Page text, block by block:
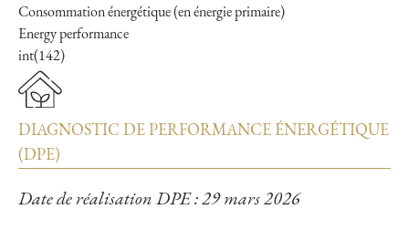
Consommation énergétique (en énergie primaire)
Energy performance
int(142)
DIAGNOSTIC DE PERFORMANCE ÉNERGÉTIQUE
(DPE)
Date de réalisation DPE : 29 mars 2026